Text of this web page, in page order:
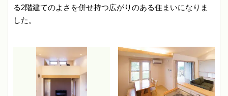
る2階建てのよさを併せ持つ広がりのある住まいになりま
した。